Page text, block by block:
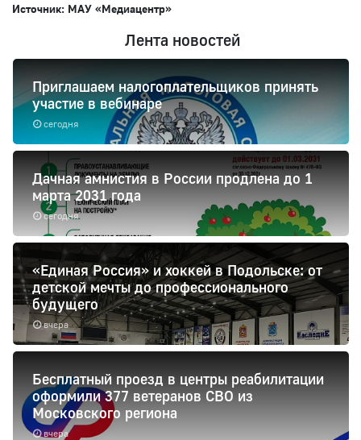
Источник: МАУ «Медиацентр»
Лента новостей
сегодня
Приглашаем налогоплательщиков принять
участие в вебинаре
сегодня
Дачная амнистия в России продлена до 1
марта 2031 года
вчера
«Единая Россия» и хоккей в Подольске: от
детской мечты до профессионального
будущего
вчера
Бесплатный проезд в центры реабилитации
оформили 377 ветеранов СВО из
Московского региона